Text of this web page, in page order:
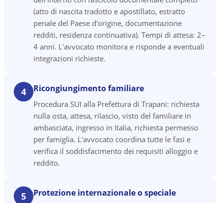
(atto di nascita tradotto e apostillato, estratto
penale del Paese d'origine, documentazione
redditi, residenza continuativa). Tempi di attesa: 2–
4 anni. L'avvocato monitora e risponde a eventuali
integrazioni richieste.
4 Ricongiungimento familiare
Procedura SUI alla Prefettura di Trapani: richiesta
nulla osta, attesa, rilascio, visto del familiare in
ambasciata, ingresso in Italia, richiesta permesso
per famiglia. L'avvocato coordina tutte le fasi e
verifica il soddisfacimento dei requisiti alloggio e
reddito.
5 Protezione internazionale o speciale